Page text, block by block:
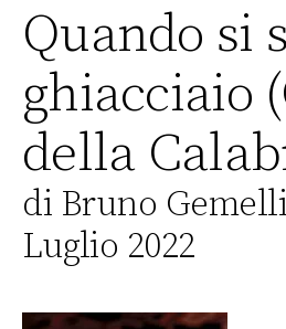
Quando si
ghiacciaio
della
di Bruno
Luglio 2022